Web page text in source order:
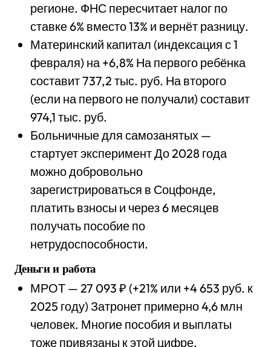
регионе. ФНС пересчитает налог по
ставке 6% вместо 13% и вернёт разницу.
Материнский капитал (индексация с 1
февраля) на +6,8% На первого ребёнка
составит 737,2 тыс. руб. На второго
(если на первого не получали) составит
974,1 тыс. руб.
Больничные для самозанятых —
стартует эксперимент До 2028 года
можно добровольно
зарегистрироваться в Соцфонде,
платить взносы и через 6 месяцев
получать пособие по
нетрудоспособности.
Деньги и работа
МРОТ — 27 093 ₽ (+21% или +4 653 руб. к
2025 году) Затронет примерно 4,6 млн
человек. Многие пособия и выплаты
тоже привязаны к этой цифре.